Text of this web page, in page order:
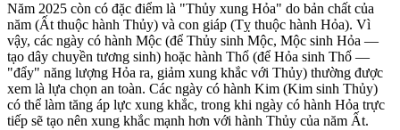
Năm 2025 còn có đặc điểm là "Thủy xung Hỏa" do bản chất của
năm (Ất thuộc hành Thủy) và con giáp (Tỵ thuộc hành Hỏa). Vì
vậy, các ngày có hành Mộc (để Thủy sinh Mộc, Mộc sinh Hỏa —
tạo dây chuyền tương sinh) hoặc hành Thổ (để Hỏa sinh Thổ —
"đẩy" năng lượng Hỏa ra, giảm xung khắc với Thủy) thường được
xem là lựa chọn an toàn. Các ngày có hành Kim (Kim sinh Thủy)
có thể làm tăng áp lực xung khắc, trong khi ngày có hành Hỏa trực
tiếp sẽ tạo nên xung khắc mạnh hơn với hành Thủy của năm Ất.